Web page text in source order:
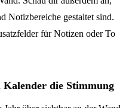
Notizbereiche gestaltet sind.
für Notizen oder To
die Stimmung